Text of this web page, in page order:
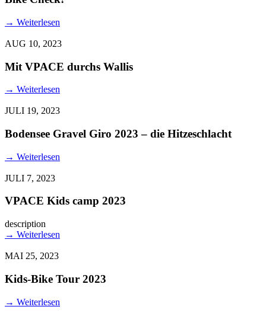
→ Weiterlesen
AUG 10, 2023
Mit VPACE durchs Wallis
→ Weiterlesen
JULI 19, 2023
Bodensee Gravel Giro 2023 – die Hitzeschlacht
→ Weiterlesen
JULI 7, 2023
VPACE Kids camp 2023
description
→ Weiterlesen
MAI 25, 2023
Kids-Bike Tour 2023
→ Weiterlesen